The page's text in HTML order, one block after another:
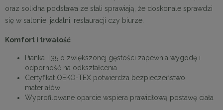
oraz solidna podstawa ze stali sprawiają, że doskonale sprawdzi
się w salonie, jadalni, restauracji czy biurze.
Komfort i trwałość
Pianka T35 o zwiększonej gęstości zapewnia wygodę i
odporność na odkształcenia
Certyfikat OEKO-TEX potwierdza bezpieczeństwo
materiałów
Wyprofilowane oparcie wspiera prawidłową postawę ciała